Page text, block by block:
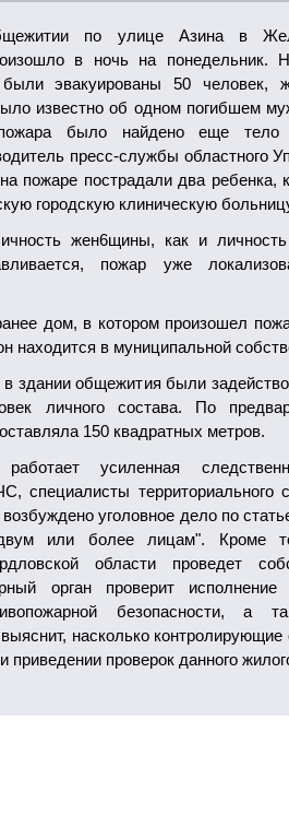
по улице Азина в
в ночь на понедельник.
были эвакуированы 50 человек,
известно об одном погибшем
было найдено еще
пресс-службы областного
пожаре пострадали два ребенка,
городскую клиническую
жен6щины, как и
пожар уже
дом, в котором произошел
находится в муниципальной
здании общежития были
личного состава. По
150 квадратных метров.
усиленная
специалисты территориального
уголовное дело по
двум или более лицам". Кроме
области проведет
орган проверит исполнение
безопасности, а
насколько
приведении проверок данного